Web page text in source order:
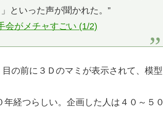
といった声が聞かれた。”
会がメチャすごい (1/2)
の前に３Ｄのマミが表示されて、模型
経つらしい。企画した人は４０～５０